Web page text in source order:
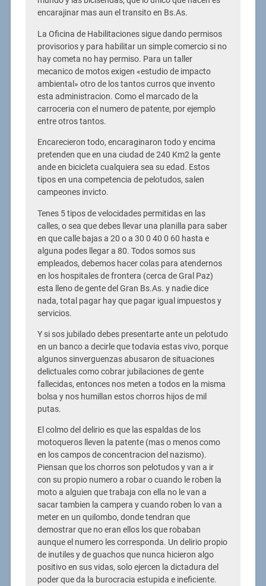
encarajinar mas aun el transito en Bs.As.
La Oficina de Habilitaciones sigue dando permisos
provisorios y para habilitar un simple comercio si no
hay cometa no hay permiso. Para un taller
mecanico de motos exigen «estudio de impacto
ambiental» otro de los tantos curros que invento
esta administracion. Como el marcado de la
carroceria con el numero de patente, por ejemplo
entre otros tantos.
Encarecieron todo, encaraginaron todo y encima
pretenden que en una ciudad de 240 Km2 la gente
ande en bicicleta cualquiera sea su edad. Estos
tipos en una competencia de pelotudos, salen
campeones invicto.
Tenes 5 tipos de velocidades permitidas en las
calles, o sea que debes llevar una planilla para saber
en que calle bajas a 20 o a 30 0 40 0 60 hasta e
alguna podes llegar a 80. Todos somos sus
empleados, debemos hacer colas para atendernos
en los hospitales de frontera (cerca de Gral Paz)
esta lleno de gente del Gran Bs.As. y nadie dice
nada, total pagar hay que pagar igual impuestos y
servicios.
Y si sos jubilado debes presentarte ante un pelotudo
en un banco a decirle que todavia estas vivo, porque
algunos sinverguenzas abusaron de situaciones
delictuales como cobrar jubilaciones de gente
fallecidas, entonces nos meten a todos en la misma
bolsa y nos humillan estos chorros hijos de mil
putas.
El colmo del delirio es que las espaldas de los
motoqueros lleven la patente (mas o menos como
en los campos de concentracion del nazismo).
Piensan que los chorros son pelotudos y van a ir
con su propio numero a robar o cuando le roben la
moto a alguien que trabaja con ella no le van a
sacar tambien la campera y cuando roben lo van a
meter en un quilombo, donde tendran que
demostrar que no eran ellos los que robaban
aunque el numero les corresponda. Un delirio propio
de inutiles y de guachos que nunca hicieron algo
positivo en sus vidas, solo ejercen la dictadura del
poder que da la burocracia estupida e ineficiente.